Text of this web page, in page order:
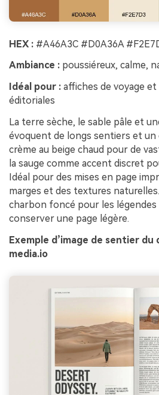
HEX : #A46A3C #D0A36A
Ambiance : poussiéreux, calme,
Idéal pour : affiches de voyage et
éditoriales
La terre sèche, le sable pâle et
évoquent de longs sentiers et un
crème au beige chaud pour de
la sauge comme accent discret
Idéal pour des mises en page
marges et des textures
charbon foncé pour les
conserver une page légère.
Exemple d’image de sentier
media.io